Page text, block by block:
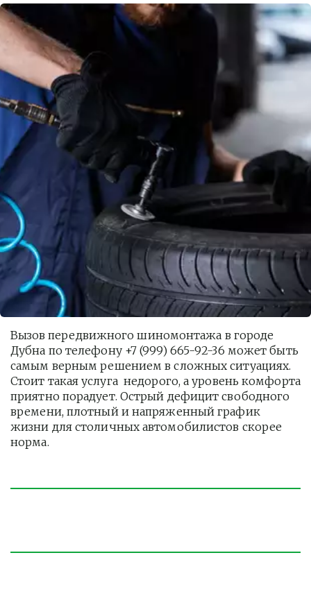
Вызов передвижного шиномонтажа в городе
Дубна по телефону +7 (999) 665-92-36 может быть
самым верным решением в сложных ситуациях.
Стоит такая услуга  недорого, а уровень комфорта
приятно порадует. Острый дефицит свободного
времени, плотный и напряженный график
жизни для столичных автомобилистов скорее
норма.